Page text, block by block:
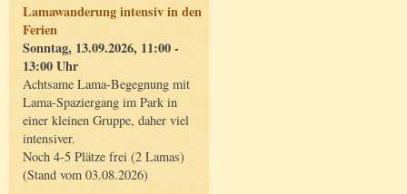
Lamawanderung intensiv in den
Ferien
Sonntag, 13.09.2026, 11:00 -
13:00 Uhr
Achtsame Lama-Begegnung mit
Lama-Spaziergang im Park in
einer kleinen Gruppe, daher viel
intensiver.
Noch 4-5 Plätze frei (2 Lamas)
(Stand vom 03.08.2026)